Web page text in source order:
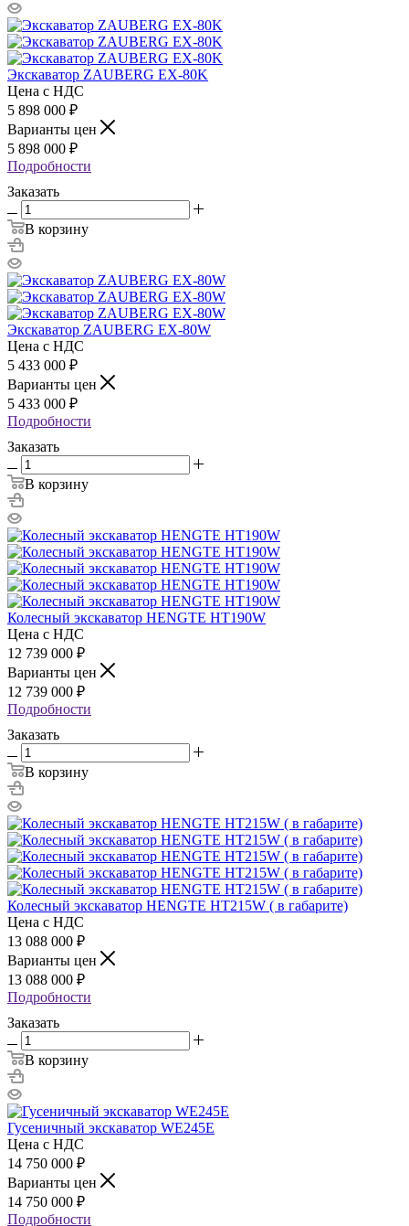
Экскаватор ZAUBERG EX-80K
Цена с НДС
5 898 000 ₽
Варианты цен
5 898 000 ₽
Подробности
Заказать
В корзину
Экскаватор ZAUBERG EX-80W
Цена с НДС
5 433 000 ₽
Варианты цен
5 433 000 ₽
Подробности
Заказать
В корзину
Колесный экскаватор HENGTE HT190W
Цена с НДС
12 739 000 ₽
Варианты цен
12 739 000 ₽
Подробности
Заказать
В корзину
Колесный экскаватор HENGTE HT215W ( в габарите)
Цена с НДС
13 088 000 ₽
Варианты цен
13 088 000 ₽
Подробности
Заказать
В корзину
Гусеничный экскаватор WE245E
Цена с НДС
14 750 000 ₽
Варианты цен
14 750 000 ₽
Подробности